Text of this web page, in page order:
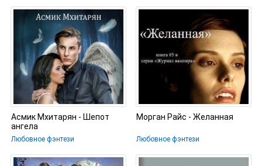
Асмик Мхитарян - Шепот
ангела
Любовное фэнтези
Морган Райс - Желанная
Любовное фэнтези